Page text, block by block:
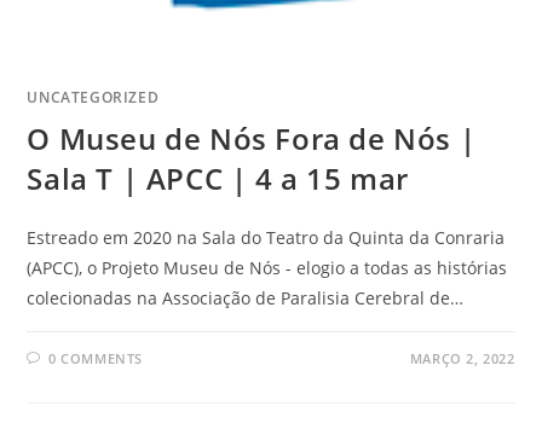
UNCATEGORIZED
O Museu de Nós Fora de Nós |
Sala T | APCC | 4 a 15 mar
Estreado em 2020 na Sala do Teatro da Quinta da Conraria
(APCC), o Projeto Museu de Nós - elogio a todas as histórias
colecionadas na Associação de Paralisia Cerebral de…
0 COMMENTS MARÇO 2, 2022